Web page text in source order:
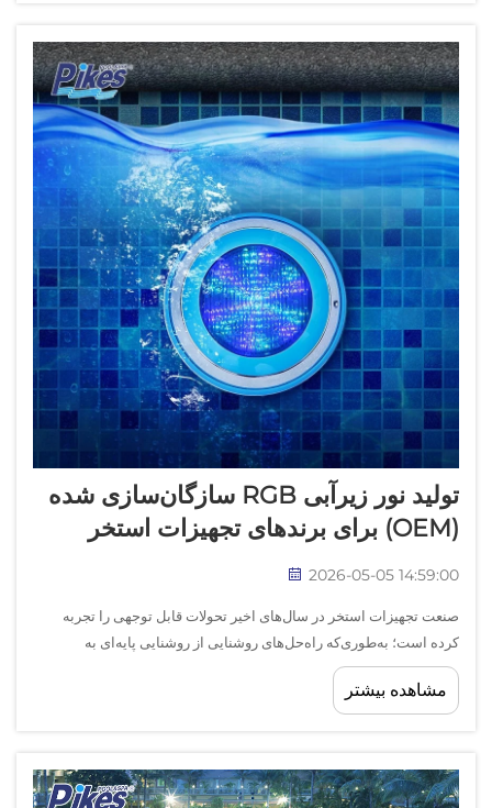
تولید نور زیرآبی RGB سازگان‌سازی شده
(OEM) برای برندهای تجهیزات استخر
2026-05-05 14:59:00
صنعت تجهیزات استخر در سال‌های اخیر تحولات قابل توجهی را تجربه
کرده است؛ به‌طوری‌که راه‌حل‌های روشنایی از روشنایی پایه‌ای به
سیستم‌های پیشرفته تغییررنگ تبدیل شده‌اند که جذابیت بصری و تجربه
کاربری را ارتقا می‌دهند. برای تجهیزات استخر...
مشاهده بیشتر